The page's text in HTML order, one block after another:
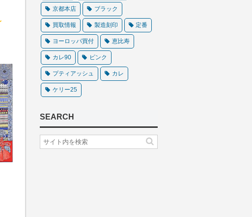
京都本店 ブラック
買取情報 製造刻印 定番
ヨーロッパ買付 恵比寿
カレ90 ピンク
プティアッシュ カレ
ケリー25
SEARCH